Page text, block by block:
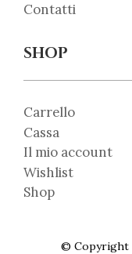
Contatti
SHOP
Carrello
Cassa
Il mio account
Wishlist
Shop
© Copyright